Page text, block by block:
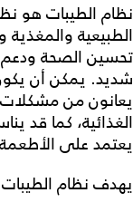
نظام الطيبات هو
الطبيعية
تحسين الصحة
شديد. يمكن أن
يعانون من
الغذائية، كما قد
يعتمد على الأطعمة
يهدف نظام الطيبات